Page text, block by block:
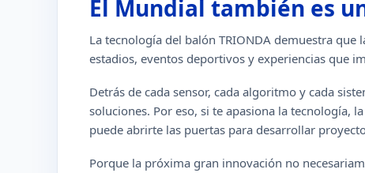
El Mundial también es
La tecnología del balón TRIONDA demuestra
estadios, eventos deportivos y experiencias que
Detrás de cada sensor, cada algoritmo y cada
soluciones. Por eso, si te apasiona la tecnología,
puede abrirte las puertas para desarrollar
Porque la próxima gran innovación no